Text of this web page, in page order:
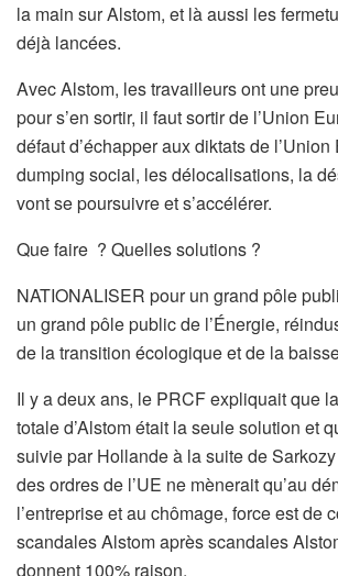
la main sur Alstom, et là aussi les
déjà lancées.
Avec Alstom, les travailleurs ont une
pour s’en sortir, il faut sortir de l’Union
défaut d’échapper aux diktats de
dumping social, les délocalisations, la
vont se poursuivre et s’accélérer.
Que faire ? Quelles solutions ?
NATIONALISER pour un grand pôle
un grand pôle public de l’Énergie,
de la transition écologique et de la
Il y a deux ans, le PRCF expliquait que
totale d’Alstom était la seule solution et
suivie par Hollande à la suite de
des ordres de l’UE ne mènerait qu’au
l’entreprise et au chômage, force est de
scandales Alstom après scandales
donnent 100% raison.